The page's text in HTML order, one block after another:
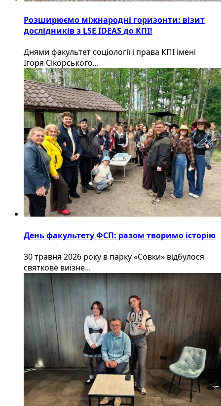
Розширюємо міжнародні горизонти: візит
дослідників з LSE IDEAS до КПІ!
Днями факультет соціології і права КПІ імені
Ігоря Сікорського...
День факультету ФСП: разом творимо історію
30 травня 2026 року в парку «Совки» відбулося
святкове виїзне...